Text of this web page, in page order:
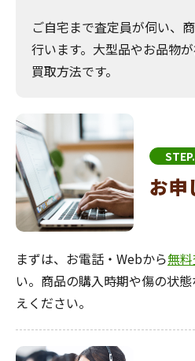
ご自宅まで査定員が伺い、
行います。大型品やお品物
買取方法です。
お申
まずは、お電話・Webから無
い。商品の購入時期や傷の状
えください。